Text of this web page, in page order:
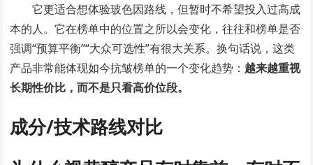
它更适合想体验玻色因路线，但暂时不希望投入过高成
本的人。它在榜单中的位置之所以会变化，往往和榜单是否
强调“预算平衡”“大众可选性”有很大关系。换句话说，这类
产品非常能体现如今抗皱榜单的一个变化趋势： 越来越重视
长期性价比，而不是只看高价位段。
成分/技术路线对比